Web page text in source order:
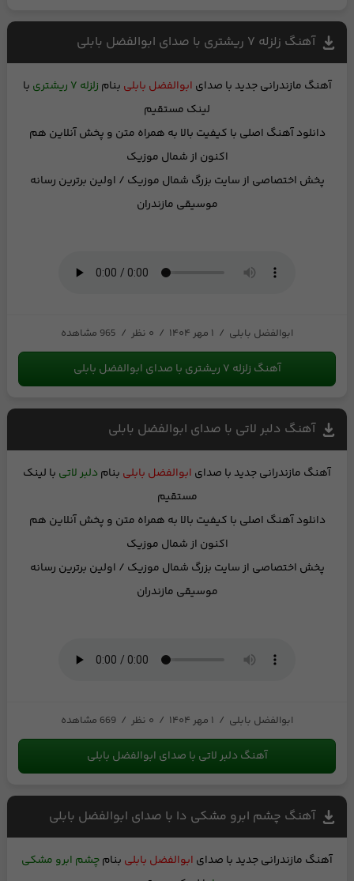
آهنگ زلزله ۷ ریشتری با صدای ابوالفضل بابلی
آهنگ مازندرانی جدید با صدای ابوالفضل بابلی بنام زلزله ۷ ریشتری
با
لینک مستقیم
دانلود آهنگ اصلی با کیفیت بالا به همراه متن و پخش آنلاین هم
اکنون از شمال موزیک
پخش اختصاصی ازسایت بزرگ شمال موزیک / اولین برترین رسانه
موسیقی مازندران
ابوالفضل بابلی / ۱ مهر ۱۴۰۴ / ۰ نظر / 965 مشاهده
آهنگ زلزله ۷ ریشتری با صدای ابوالفضل بابلی
آهنگ دلبر لاتی با صدای ابوالفضل بابلی
آهنگ مازندرانی جدید با صدای ابوالفضل بابلی بنام دلبر لاتی با لینک
مستقیم
دانلود آهنگ اصلی با کیفیت بالا به همراه متن و پخش آنلاین هم
اکنون از شمال موزیک
پخش اختصاصی ازسایت بزرگ شمال موزیک / اولین برترین رسانه
موسیقی مازندران
ابوالفضل بابلی / ۱ مهر ۱۴۰۴ / ۰ نظر / 669 مشاهده
آهنگ دلبر لاتی با صدای ابوالفضل بابلی
آهنگ چشم ابرو مشکی دا با صدای ابوالفضل بابلی
آهنگ مازندرانی جدید با صدای ابوالفضل بابلی بنامچشم ابرو مشکی